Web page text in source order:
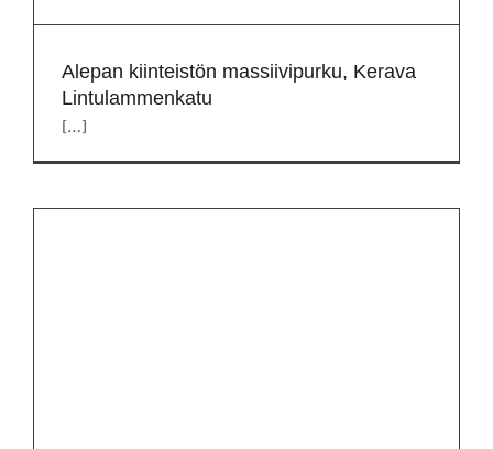
Alepan kiinteistön massiivipurku, Kerava
Lintulammenkatu
[…]